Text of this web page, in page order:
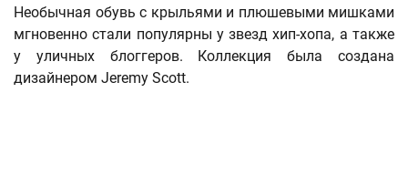
Необычная обувь с крыльями и плюшевыми мишками
мгновенно стали популярны у звезд хип-хопа, а также
у уличных блоггеров. Коллекция была создана
дизайнером Jeremy Scott.